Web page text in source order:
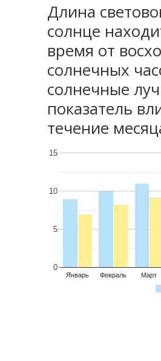
Длина
солнце
время от
солнечных
солнечные
показатель
течение
Январь Февраль Март
0
5
10
15